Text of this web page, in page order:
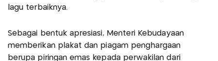
lagu terbaiknya.
Sebagai bentuk apresiasi, Menteri Kebudayaan
memberikan plakat dan piagam penghargaan
berupa piringan emas kepada perwakilan dari